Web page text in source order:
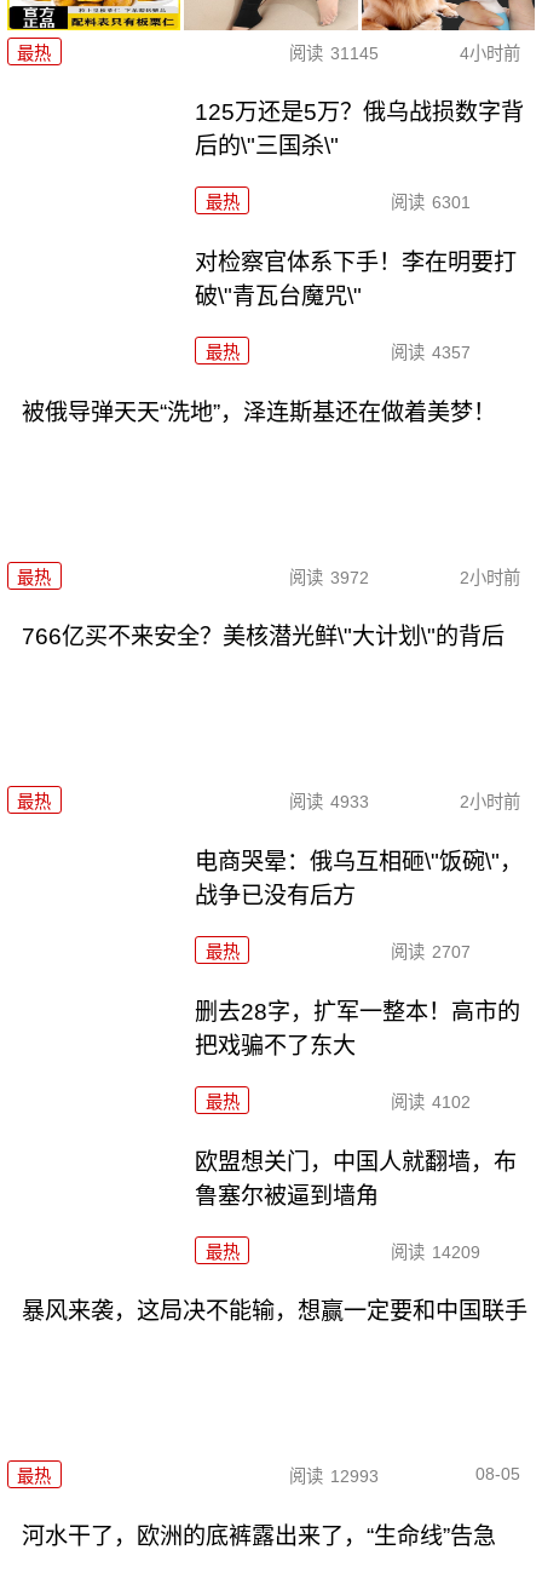
最热 阅读 31145 4小时前
125万还是5万？俄乌战损数字背
后的\"三国杀\"
最热 阅读 6301
对检察官体系下手！李在明要打
破\"青瓦台魔咒\"
最热 阅读 4357
被俄导弹天天“洗地”，泽连斯基还在做着美梦！
最热 阅读 3972 2小时前
766亿买不来安全？美核潜光鲜\"大计划\"的背后
最热 阅读 4933 2小时前
电商哭晕：俄乌互相砸\"饭碗\"，
战争已没有后方
最热 阅读 2707
删去28字，扩军一整本！高市的
把戏骗不了东大
最热 阅读 4102
欧盟想关门，中国人就翻墙，布
鲁塞尔被逼到墙角
最热 阅读 14209
暴风来袭，这局决不能输，想赢一定要和中国联手
最热 阅读 12993 08-05
河水干了，欧洲的底裤露出来了，“生命线”告急